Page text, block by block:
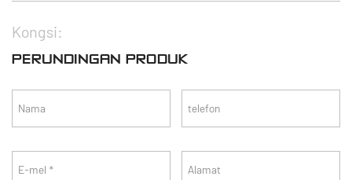
Kongsi:
PERUNDINGAN PRODUK